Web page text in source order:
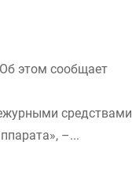
этом сообщает
средствами
–...